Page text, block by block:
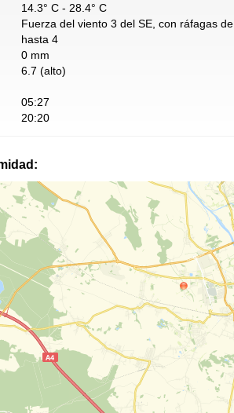
14.3° C - 28.4° C
Fuerza del viento 3 del SE, con ráfagas de
hasta 4
0 mm
6.7 (alto)
05:27
20:20